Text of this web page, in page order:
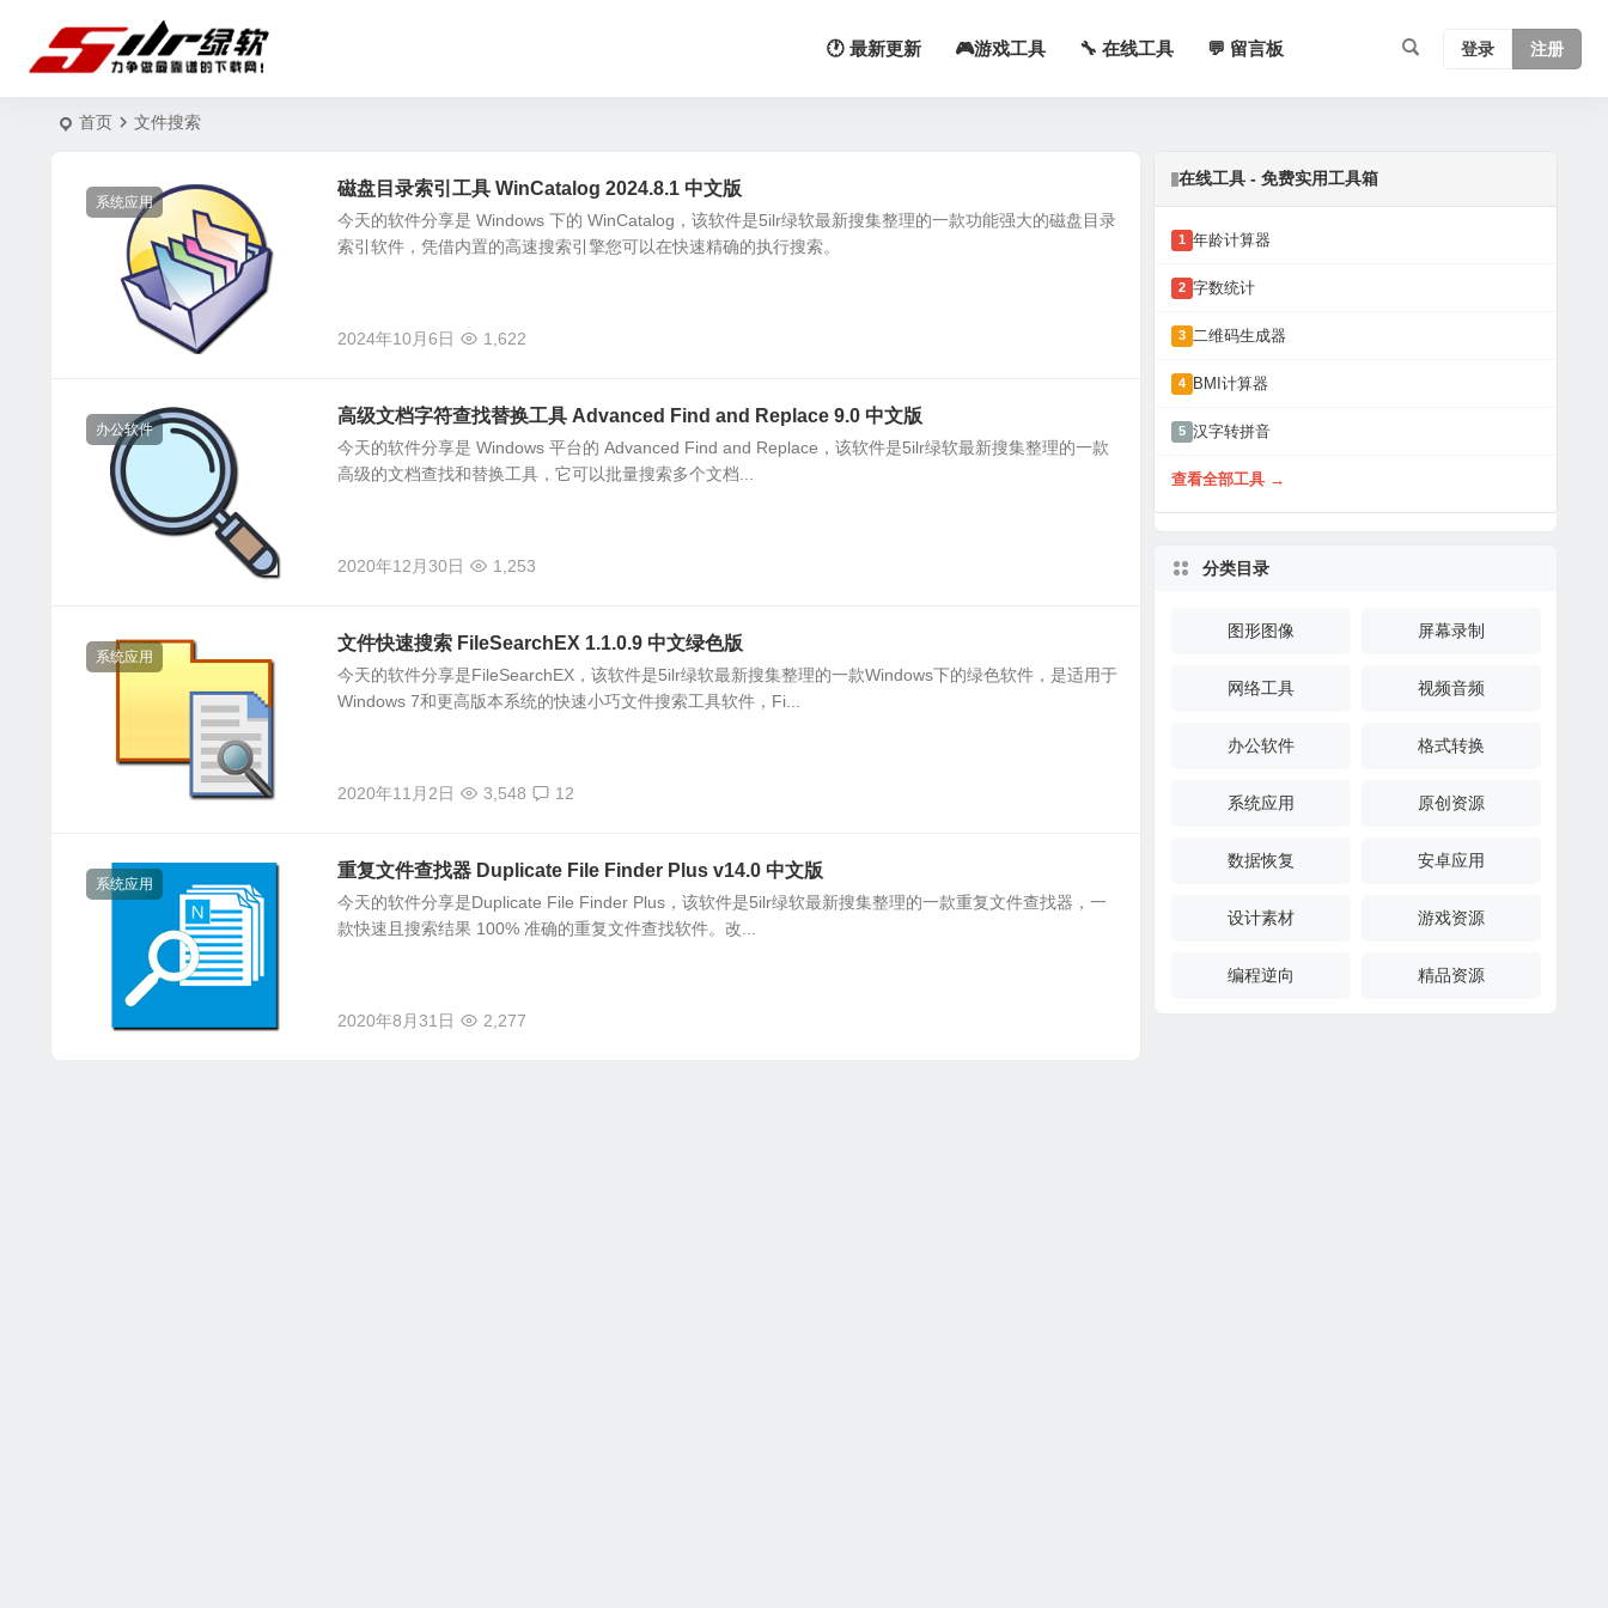
🕐 最新更新 🎮游戏工具 🔧 在线工具 💬 留言板 登录 注册
首页 文件搜索
系统应用
磁盘目录索引工具 WinCatalog 2024.8.1 中文版
今天的软件分享是 Windows 下的 WinCatalog，该软件是5ilr绿软最新搜集整理的一款功能强大的磁盘目录
索引软件，凭借内置的高速搜索引擎您可以在快速精确的执行搜索。
2024年10月6日 1,622
办公软件
高级文档字符查找替换工具 Advanced Find and Replace 9.0 中文版
今天的软件分享是 Windows 平台的 Advanced Find and Replace，该软件是5ilr绿软最新搜集整理的一款
高级的文档查找和替换工具，它可以批量搜索多个文档...
2020年12月30日 1,253
系统应用
文件快速搜索 FileSearchEX 1.1.0.9 中文绿色版
今天的软件分享是FileSearchEX，该软件是5ilr绿软最新搜集整理的一款Windows下的绿色软件，是适用于
Windows 7和更高版本系统的快速小巧文件搜索工具软件，Fi...
2020年11月2日 3,548 12
系统应用
重复文件查找器 Duplicate File Finder Plus v14.0 中文版
今天的软件分享是Duplicate File Finder Plus，该软件是5ilr绿软最新搜集整理的一款重复文件查找器，一
款快速且搜索结果 100% 准确的重复文件查找软件。改...
2020年8月31日 2,277
在线工具 - 免费实用工具箱
1 年龄计算器
2 字数统计
3 二维码生成器
4 BMI计算器
5 汉字转拼音
查看全部工具 →
分类目录
图形图像 屏幕录制
网络工具 视频音频
办公软件 格式转换
系统应用 原创资源
数据恢复 安卓应用
设计素材 游戏资源
编程逆向 精品资源